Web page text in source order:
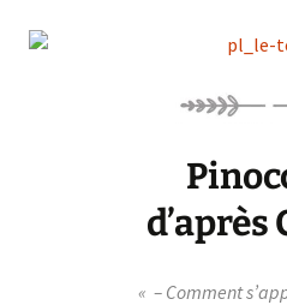
d’après
« – Comment